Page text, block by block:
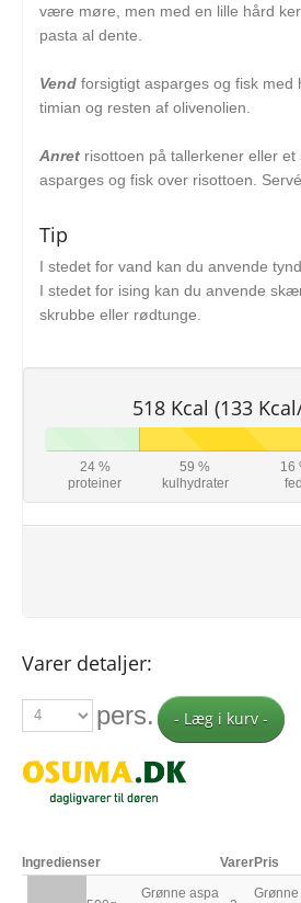
være møre, men med en lille hård
pasta al dente.
Vend forsigtigt asparges og fisk med
timian og resten af olivenolien.
Anret risottoen på tallerkener eller
asparges og fisk over risottoen.
Tip
I stedet for vand kan du anvende
I stedet for ising kan du anvende
skrubbe eller rødtunge.
518 Kcal (133
24 %
proteiner
59 %
kulhydrater
16
Varer detaljer:
pers. - Læg i kurv -
Ingredienser VarerPris
Grønne aspa